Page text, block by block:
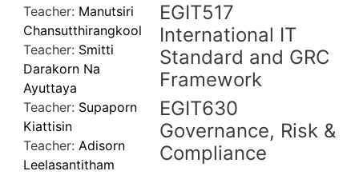
EGIT517
International IT
Standard and GRC
Framework
EGIT630
Governance, Risk &
Compliance
Teacher: Manutsiri
Chansutthirangkool
Teacher: Smitti
Darakorn Na
Ayuttaya
Teacher: Supaporn
Kiattisin
Teacher: Adisorn
Leelasantitham